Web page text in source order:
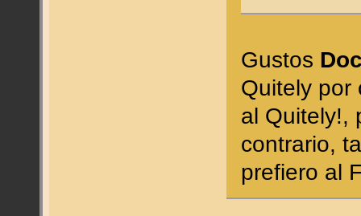
Gustos
Quitely por
al Quitely!,
contrario,
prefiero al